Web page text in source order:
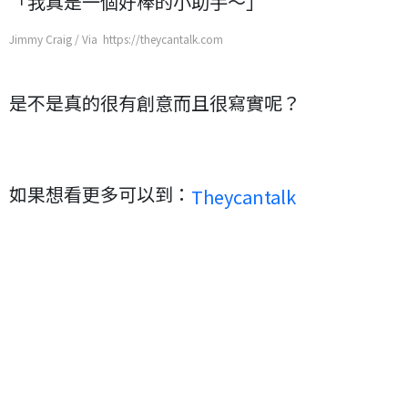
Jimmy Craig / Via https://theycantalk.com
是不是真的很有創意而且很寫實呢？
如果想看更多可以到： Theycantalk